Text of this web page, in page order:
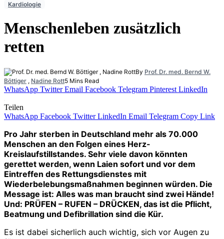
Kardiologie
Menschenleben zusätzlich
retten
By Prof. Dr. med. Bernd W.
Böttiger , Nadine Rott5 Mins Read
WhatsApp Twitter Email Facebook Telegram Pinterest LinkedIn
Teilen
WhatsApp Facebook Twitter LinkedIn Email Telegram Copy Link
Pro Jahr sterben in Deutschland mehr als 70.000
Menschen an den Folgen eines Herz-
Kreislaufstillstandes. Sehr viele davon könnten
gerettet werden, wenn Laien sofort und vor dem
Eintreffen des Rettungsdienstes mit
Wiederbelebungsmaßnahmen beginnen würden. Die
Message ist: Alles was man braucht sind zwei Hände!
Und: PRÜFEN – RUFEN – DRÜCKEN, das ist die Pflicht,
Beatmung und Defibrillation sind die Kür.
Es ist dabei sicherlich auch wichtig, sich vor Augen zu